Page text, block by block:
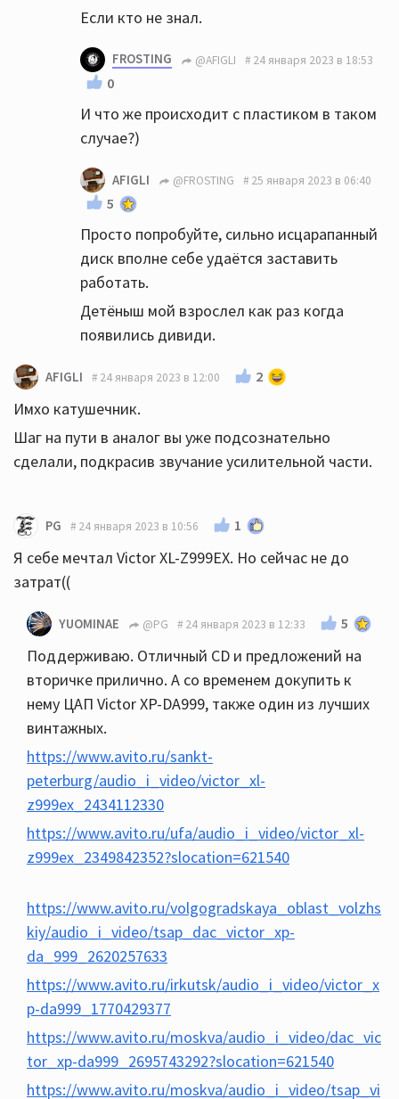
Если кто не знал.
FROSTING @AFIGLI 24 января 2023 в 18:53
0
И что же происходит с пластиком в таком
случае?)
AFIGLI @FROSTING 25 января 2023 в 06:40
5
Просто попробуйте, сильно исцарапанный
диск вполне себе удаётся заставить
работать.
Детёныш мой взрослел как раз когда
появились дивиди.
AFIGLI 24 января 2023 в 12:00 2
Имхо катушечник.
Шаг на пути в аналог вы уже подсознательно
сделали, подкрасив звучание усилительной части.
PG 24 января 2023 в 10:56 1
Я себе мечтал Victor XL-Z999EX. Но сейчас не до
затрат((
YUOMINAE @PG 24 января 2023 в 12:33 5
Поддерживаю. Отличный CD и предложений на
вторичке прилично. А со временем докупить к
нему ЦАП Victor XP-DA999, также один из лучших
винтажных.
https://www.avito.ru/sankt-
peterburg/audio_i_video/victor_xl-
z999ex_2434112330
https://www.avito.ru/ufa/audio_i_video/victor_xl-
z999ex_2349842352?slocation=621540
https://www.avito.ru/volgogradskaya_oblast_volzhs
kiy/audio_i_video/tsap_dac_victor_xp-
da_999_2620257633
https://www.avito.ru/irkutsk/audio_i_video/victor_x
p-da999_1770429377
https://www.avito.ru/moskva/audio_i_video/dac_vic
tor_xp-da999_2695743292?slocation=621540
https://www.avito.ru/moskva/audio_i_video/tsap_vi